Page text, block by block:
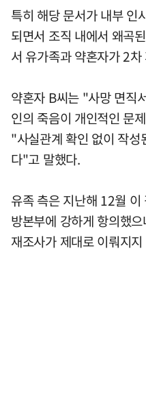
특히 해당 문서가 내부 인
되면서 조직 내에서 왜곡
서 유가족과 약혼자가 2
약혼자 B씨는 "사망 면직
인의 죽음이 개인적인 문
"사실관계 확인 없이 작성
다"고 말했다.
유족 측은 지난해 12월
방본부에 강하게 항의했
재조사가 제대로 이뤄지